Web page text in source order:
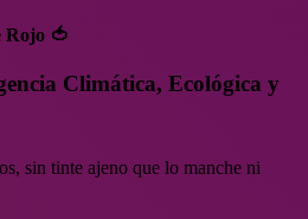
Rojo 🍅
Climática, Ecológica y
sin tinte ajeno que lo manche ni